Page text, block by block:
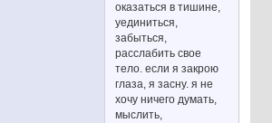
оказаться в тишине,
уединиться,
забыться,
расслабить свое
тело. если я закрою
глаза, я засну. я не
хочу ничего думать,
мыслить,